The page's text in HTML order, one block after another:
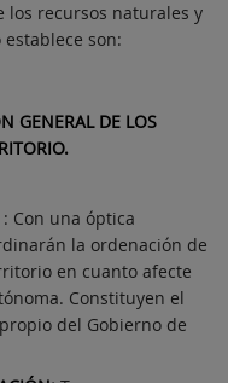
los recursos naturales y
son:
GENERAL DE LOS
: Con una óptica
la ordenación de
en cuanto afecte
Constituyen el
del Gobierno de